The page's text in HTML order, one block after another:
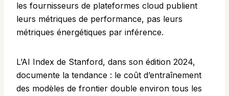
les fournisseurs de plateformes cloud publient
leurs métriques de performance, pas leurs
métriques énergétiques par inférence.
L’AI Index de Stanford, dans son édition 2024,
documente la tendance : le coût d’entraînement
des modèles de frontier double environ tous les